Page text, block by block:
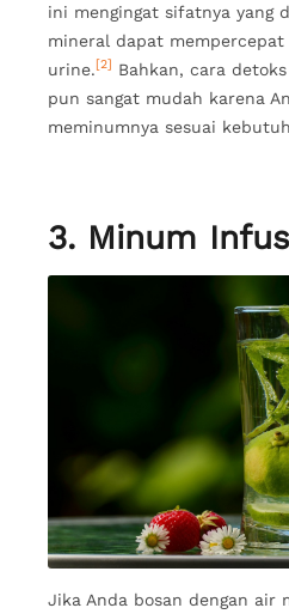
ini mengingat sifatnya yang
mineral dapat
urine. [2] Bahkan, cara
pun sangat mudah karena
meminumnya sesuai
3. Minum
Jika Anda bosan dengan air